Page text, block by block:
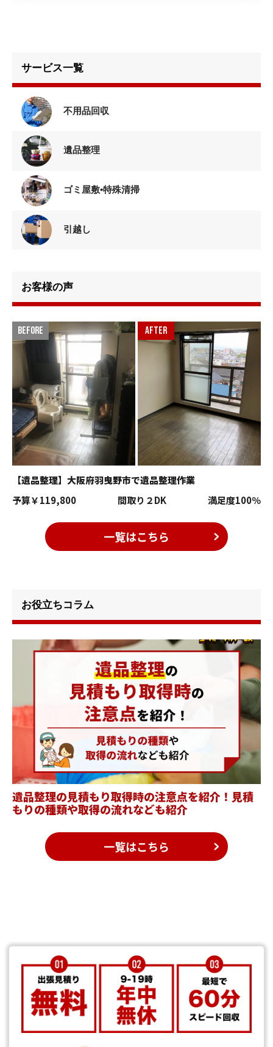
サービス一覧
不用品回収
遺品整理
ゴミ屋敷•特殊清掃
引越し
お客様の声
【遺品整理】大阪府羽曳野市で遺品整理作業
予算￥119,800 間取り ２DK 満足度100％
一覧はこちら
お役立ちコラム
遺品整理の見積もり取得時の注意点を紹介！見積
もりの種類や取得の流れなども紹介
一覧はこちら